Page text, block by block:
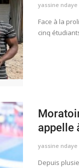
yassine ndaye
​​​​​​​Face à la
cinq
appelle
yassine ndaye
Depuis